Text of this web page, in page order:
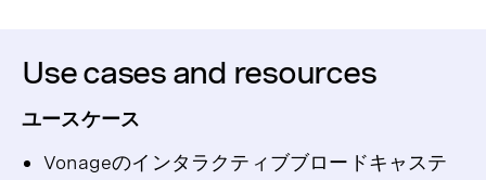
Use cases and resources
ユースケース
Vonageのインタラクティブブロードキャステ